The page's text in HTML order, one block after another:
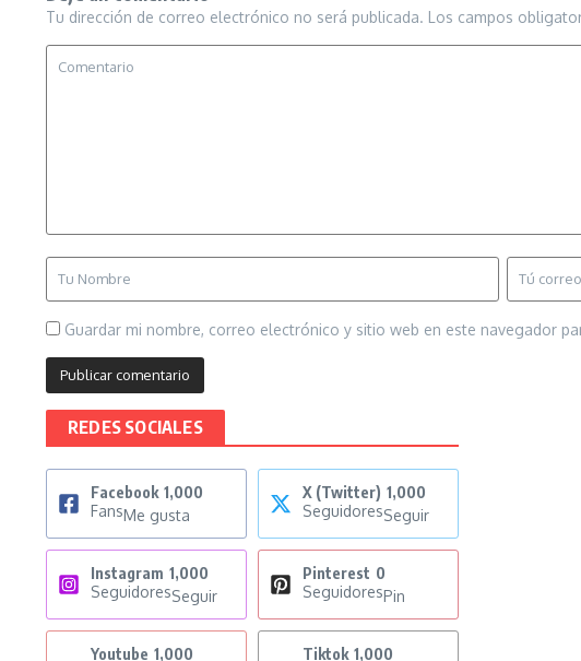
Tu dirección de correo electrónico no será publicada. Los campos
Guardar mi nombre, correo electrónico y sitio web en este navegador
REDES SOCIALES
Facebook 1,000
FansMe gusta
X (Twitter) 1,000
SeguidoresSeguir
Instagram 1,000
SeguidoresSeguir
Pinterest 0
SeguidoresPin
Youtube 1,000 Tiktok 1,000